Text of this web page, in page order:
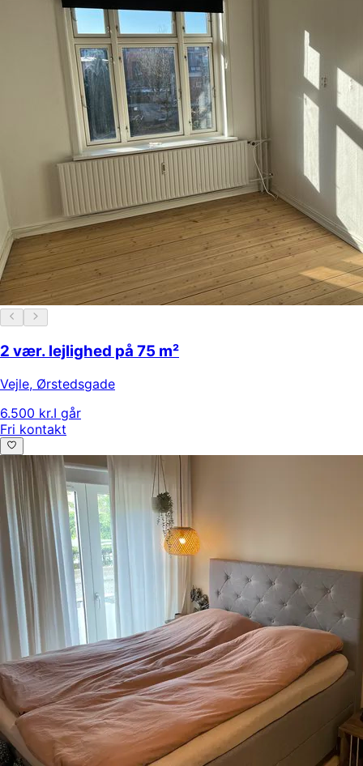
2 vær. lejlighed på 75 m²
Vejle, Ørstedsgade
6.500 kr.I går
Fri kontakt